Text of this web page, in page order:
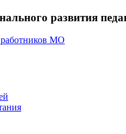
развития
работников МО